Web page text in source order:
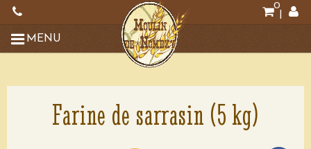
0
MENU
Farine de sarrasin (5 kg)